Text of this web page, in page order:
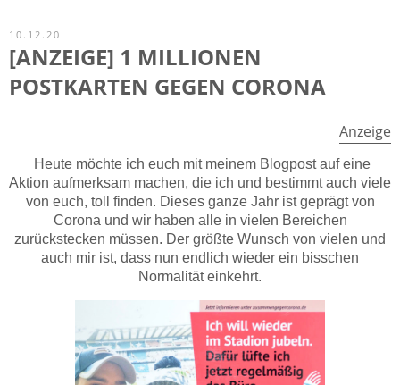
10.12.20
[ANZEIGE] 1 MILLIONEN
POSTKARTEN GEGEN CORONA
Anzeige
Heute möchte ich euch mit meinem Blogpost auf eine
Aktion aufmerksam machen, die ich und bestimmt auch viele
von euch, toll finden. Dieses ganze Jahr ist geprägt von
Corona und wir haben alle in vielen Bereichen
zurückstecken müssen. Der größte Wunsch von vielen und
auch mir ist, dass nun endlich wieder ein bisschen
Normalität einkehrt.